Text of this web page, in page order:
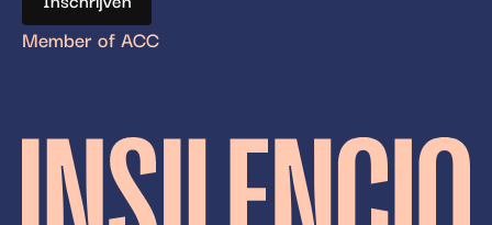
Member of ACC